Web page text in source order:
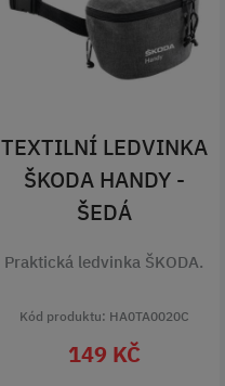
TEXTILNÍ LEDVINKA
ŠKODA HANDY -
ŠEDÁ
Praktická ledvinka ŠKODA.
Kód produktu: HA0TA0020C
149 KČ